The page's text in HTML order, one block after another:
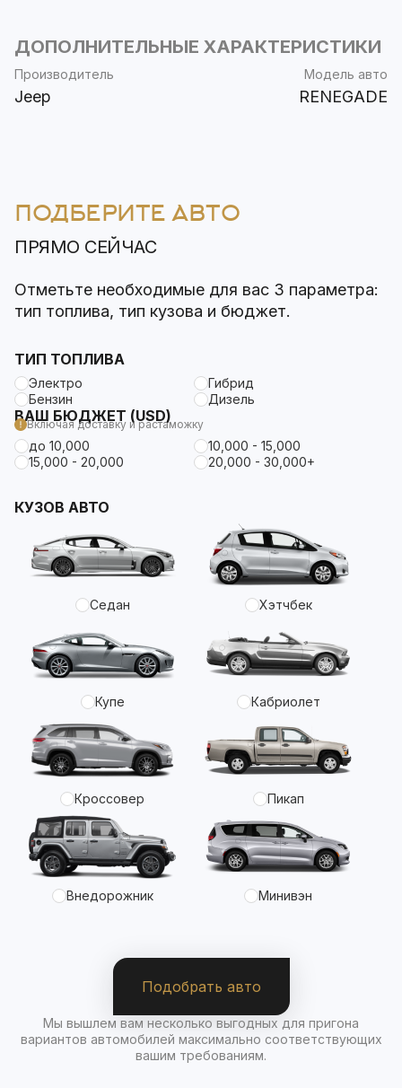
ДОПОЛНИТЕЛЬНЫЕ ХАРАКТЕРИСТИКИ
Производитель
Jeep
Модель авто
RENEGADE
ПОДБЕРИТЕ АВТО
ПРЯМО СЕЙЧАС
Отметьте необходимые для вас 3 параметра:
тип топлива, тип кузова и бюджет.
ТИП ТОПЛИВА
Электро
Гибрид
Бензин
Дизель
ВАШ БЮДЖЕТ (USD)
Включая доставку и растаможку
до 10,000
10,000 - 15,000
15,000 - 20,000
20,000 - 30,000+
КУЗОВ АВТО
Седан Хэтчбек
Купе Кабриолет
Кроссовер Пикап
Внедорожник Минивэн
Подобрать авто
Мы вышлем вам несколько выгодных для пригона
вариантов автомобилей максимально соответствующих
вашим требованиям.